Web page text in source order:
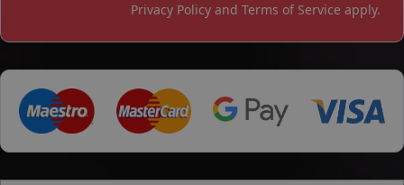
Privacy Policy and Terms of Service apply.